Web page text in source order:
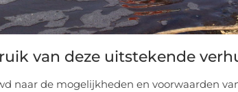
van deze uitstekende
naar de mogelijkheden en voorwaarden